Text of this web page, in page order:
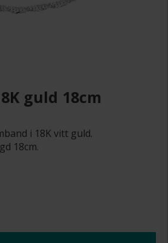
guld 18cm
i 18K vitt guld.
18cm.